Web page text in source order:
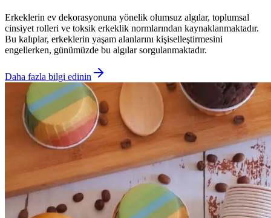
Erkeklerin ev dekorasyonuna yönelik olumsuz algılar, toplumsal
cinsiyet rolleri ve toksik erkeklik normlarından kaynaklanmaktadır.
Bu kalıplar, erkeklerin yaşam alanlarını kişiselleştirmesini
engellerken, günümüzde bu algılar sorgulanmaktadır.
Daha fazla bilgi edinin